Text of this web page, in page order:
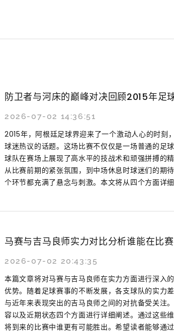
防卫者与河床的巅峰对决回顾2015年足
2026-07-02 14:36:51
2015年，阿根廷足球界迎来了一个激动人心的时刻
球迷热议的话题。这场比赛不仅仅是一场普通的足
球队在赛场上展现了高水平的技战术和顽强拼搏的
从比赛前期的紧张氛围，到中场休息时球迷们的期
个环节都充满了悬念与刺激。本文将从四个方面详
马赛与吉马良师实力对比分析谁能在比
2026-07-02 20:43:35
本篇文章将对马赛与吉马良师在实力方面进行深入
优势。随着足球赛事的不断发展，各支球队的实力
与近年来表现突出的吉马良师之间的对抗备受关注
容以及近期状态四个方面进行详细阐述。通过这些
将到来的比赛中谁更有可能胜出。希望读者能够通